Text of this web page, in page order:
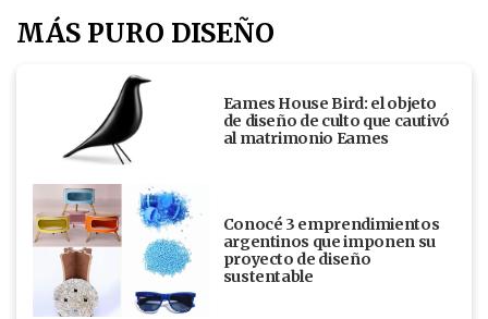
MÁS PURO DISEÑO
Eames House Bird: el objeto
de diseño de culto que cautivó
al matrimonio Eames
Conocé 3 emprendimientos
argentinos que imponen su
proyecto de diseño
sustentable